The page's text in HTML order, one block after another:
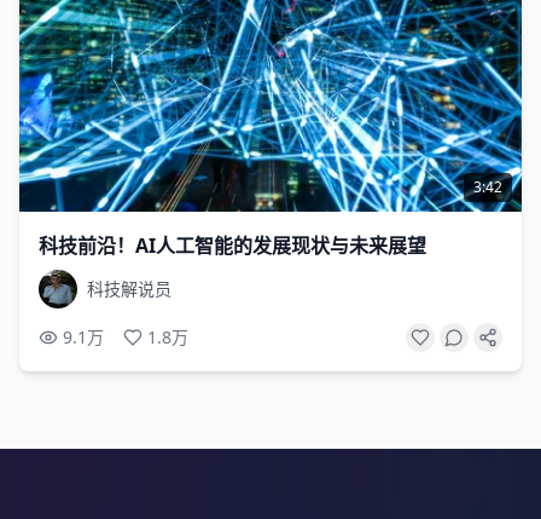
3:42
科技前沿！AI人工智能的发展现状与未来展望
科技解说员
9.1万 1.8万